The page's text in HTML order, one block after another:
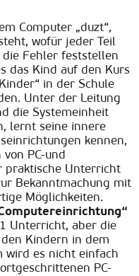
Computer „duzt“,
wofür jeder Teil
Fehler feststellen
das Kind auf den Kurs
in der Schule
Unter der Leitung
die Systemeinheit
lernt seine innere
kennen,
PC-und
praktische Unterricht
Bekanntmachung mit
Möglichkeiten.
Unterricht, aber die
Kindern in dem
wird es nicht einfach
PC-